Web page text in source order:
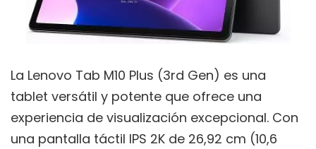
La Lenovo Tab M10 Plus (3rd Gen) es una
tablet versátil y potente que ofrece una
experiencia de visualización excepcional. Con
una pantalla táctil IPS 2K de 26,92 cm (10,6